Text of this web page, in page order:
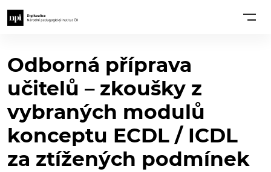
Odborná příprava
učitelů – zkoušky z
vybraných modulů
konceptu ECDL / ICDL
za ztížených podmínek